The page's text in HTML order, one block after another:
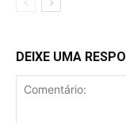
DEIXE UMA